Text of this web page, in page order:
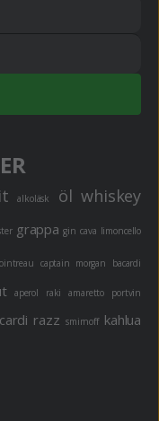
alkoläsk öl whiskey
grappa gin cava limoncello
captain morgan bacardi
aperol raki amaretto portvin
razz smirnoff kahlua